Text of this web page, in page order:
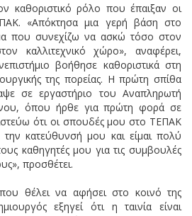
καθοριστικό ρόλο που έπαιξαν οι
«Απόκτησα μια γερή βάση στο
που συνεχίζω να ασκώ τόσο στον
καλλιτεχνικό χώρο», αναφέρει,
βοήθησε καθοριστικά στη
της πορείας. Η πρώτη σπίθα
σε εργαστήριο του Αναπληρωτή
όπου ήρθε για πρώτη φορά σε
ότι οι σπουδές μου στο ΤΕΠΑΚ
κατεύθυνσή μου και είμαι πολύ
καθηγητές μου για τις συμβουλές
προσθέτει.
θέλει να αφήσει στο κοινό της
εξηγεί ότι η ταινία είναι